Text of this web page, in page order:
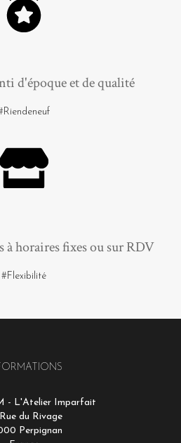
d'époque et de qualité
horaires fixes ou sur RDV
#Flexibilité
- L'Atelier Imparfait
du Rivage
Perpignan